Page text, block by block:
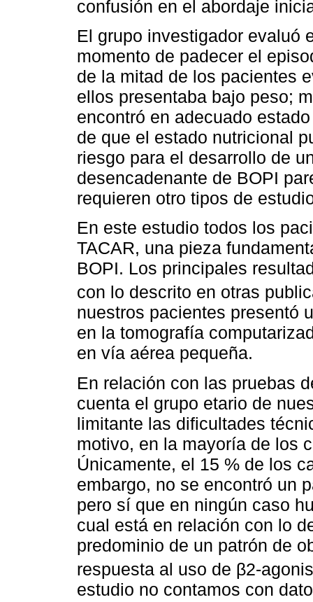
confusión en el abordaje
El grupo investigador evaluó
momento de padecer el
de la mitad de los pacientes
ellos presentaba bajo peso;
encontró en adecuado
de que el estado nutricional
riesgo para el desarrollo de
desencadenante de BOPI
requieren otro tipos de
En este estudio todos los
TACAR, una pieza
BOPI. Los principales
con lo descrito en otras
nuestros pacientes presentó
en la tomografía
en vía aérea pequeña.
En relación con las pruebas
cuenta el grupo etario de
limitante las dificultades
motivo, en la mayoría de los
Únicamente, el 15 % de los
embargo, no se encontró un
pero sí que en ningún caso
cual está en relación con lo
predominio de un patrón de
respuesta al uso de β2-
estudio no contamos con